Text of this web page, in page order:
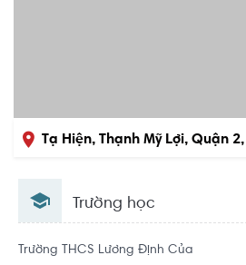
Tạ Hiện, Thạnh Mỹ Lợi, Quận
Trường học
Trường THCS Lương Định Của